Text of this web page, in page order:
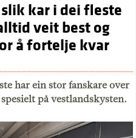
kar i dei fleste
veit best og
å fortelje kvar
har ein stor fanskare over
på vestlandskysten.